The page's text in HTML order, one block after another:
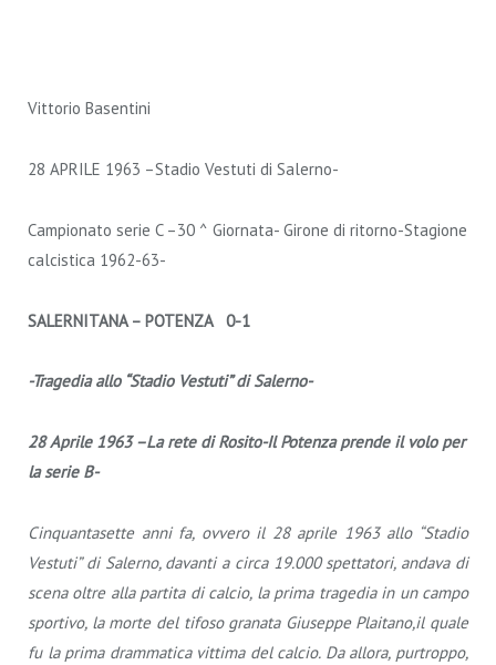
Vittorio Basentini
28 APRILE 1963 –Stadio Vestuti di Salerno-
Campionato serie C –30 ^ Giornata- Girone di ritorno-Stagione
calcistica 1962-63-
SALERNITANA – POTENZA 0-1
-Tragedia allo “Stadio Vestuti” di Salerno-
28 Aprile 1963 –La rete di Rosito-Il Potenza prende il volo per
la serie B-
Cinquantasette anni fa, ovvero il 28 aprile 1963 allo “Stadio
Vestuti” di Salerno, davanti a circa 19.000 spettatori, andava di
scena oltre alla partita di calcio, la prima tragedia in un campo
sportivo, la morte del tifoso granata Giuseppe Plaitano,il quale
fu la prima drammatica vittima del calcio. Da allora, purtroppo,